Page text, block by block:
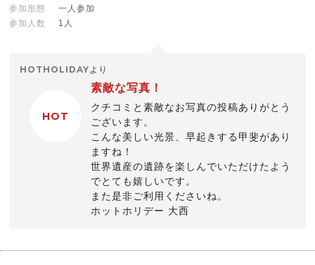
参加形態
一人参加
参加人数
1人
HOTHOLIDAYより
HOT
素敵な写真！
クチコミと素敵なお写真の投稿ありがとう
ございます。
こんな美しい光景、早起きする甲斐があり
ますね！
世界遺産の遺跡を楽しんでいただけたよう
でとても嬉しいです。
また是非ご利用くださいね。
ホットホリデー 大西